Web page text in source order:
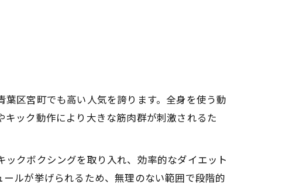
区宮町でも高い人気を誇ります。全身を使う動
ック動作により大きな筋肉群が刺激されるた
クボクシングを取り入れ、効率的なダイエット
ルが挙げられるため、無理のない範囲で段階的